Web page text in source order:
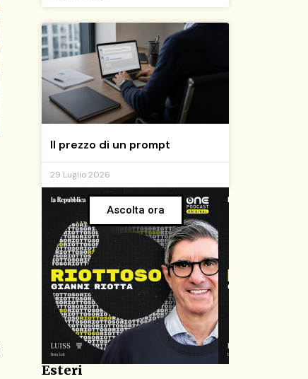
Il prezzo di un prompt
29 Luglio 2026
Ascolta ora
Esteri